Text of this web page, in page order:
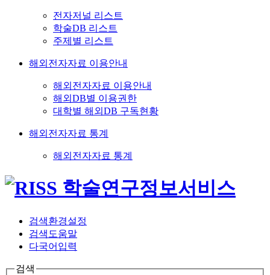
전자저널 리스트
학술DB 리스트
주제별 리스트
해외전자자료 이용안내
해외전자자료 이용안내
해외DB별 이용권한
대학별 해외DB 구독현황
해외전자자료 통계
해외전자자료 통계
검색환경설정
검색도움말
다국어입력
검색